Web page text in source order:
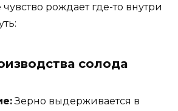
рождает где-то внутри
солода
Зерно выдерживается в